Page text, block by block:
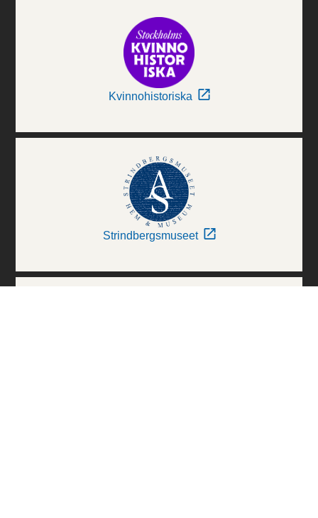
Kvinnohistoriska
Strindbergsmuseet